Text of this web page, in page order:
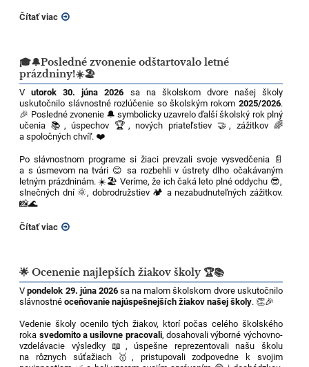
Čítať viac
🎓🔔Posledné zvonenie odštartovalo letné
prázdniny!☀️🏖️
Vutorok 30. júna 2026 sa na školskom dvore našej školy
uskutočnilo slávnostné rozlúčenie so školským rokom 2025/2026.
🎉 Posledné zvonenie 🔔 symbolicky uzavrelo ďalší školský rok plný
učenia 📚, úspechov 🏆, nových priateľstiev 🤝, zážitkov 🌈
a spoločných chvíľ. ❤️
Po slávnostnom programe si žiaci prevzali svoje vysvedčenia 📄
a s úsmevom na tvári 😊 sa rozbehli v ústrety dlho očakávaným
letným prázdninám. ☀️🏖️ Veríme, že ich čaká leto plné oddychu 😎,
slnečných dní 🌞, dobrodružstiev 🏕️ a nezabudnuteľných zážitkov.
📸🌊
Čítať viac
🌟 Ocenenie najlepších žiakov školy 🏆📚
Vpondelok 29. júna 2026sa na malom školskom dvore uskutočnilo
slávnostnéoceňovanie najúspešnejších žiakov našej školy. 👏🎉
Vedenie školy ocenilo tých žiakov, ktorí počas celého školského
roka svedomito a usilovne pracovali, dosahovali výborné výchovno-
vzdelávacie výsledky 📖, úspešne reprezentovali našu školu
na rôznych súťažiach 🥇, pristupovali zodpovedne k svojim